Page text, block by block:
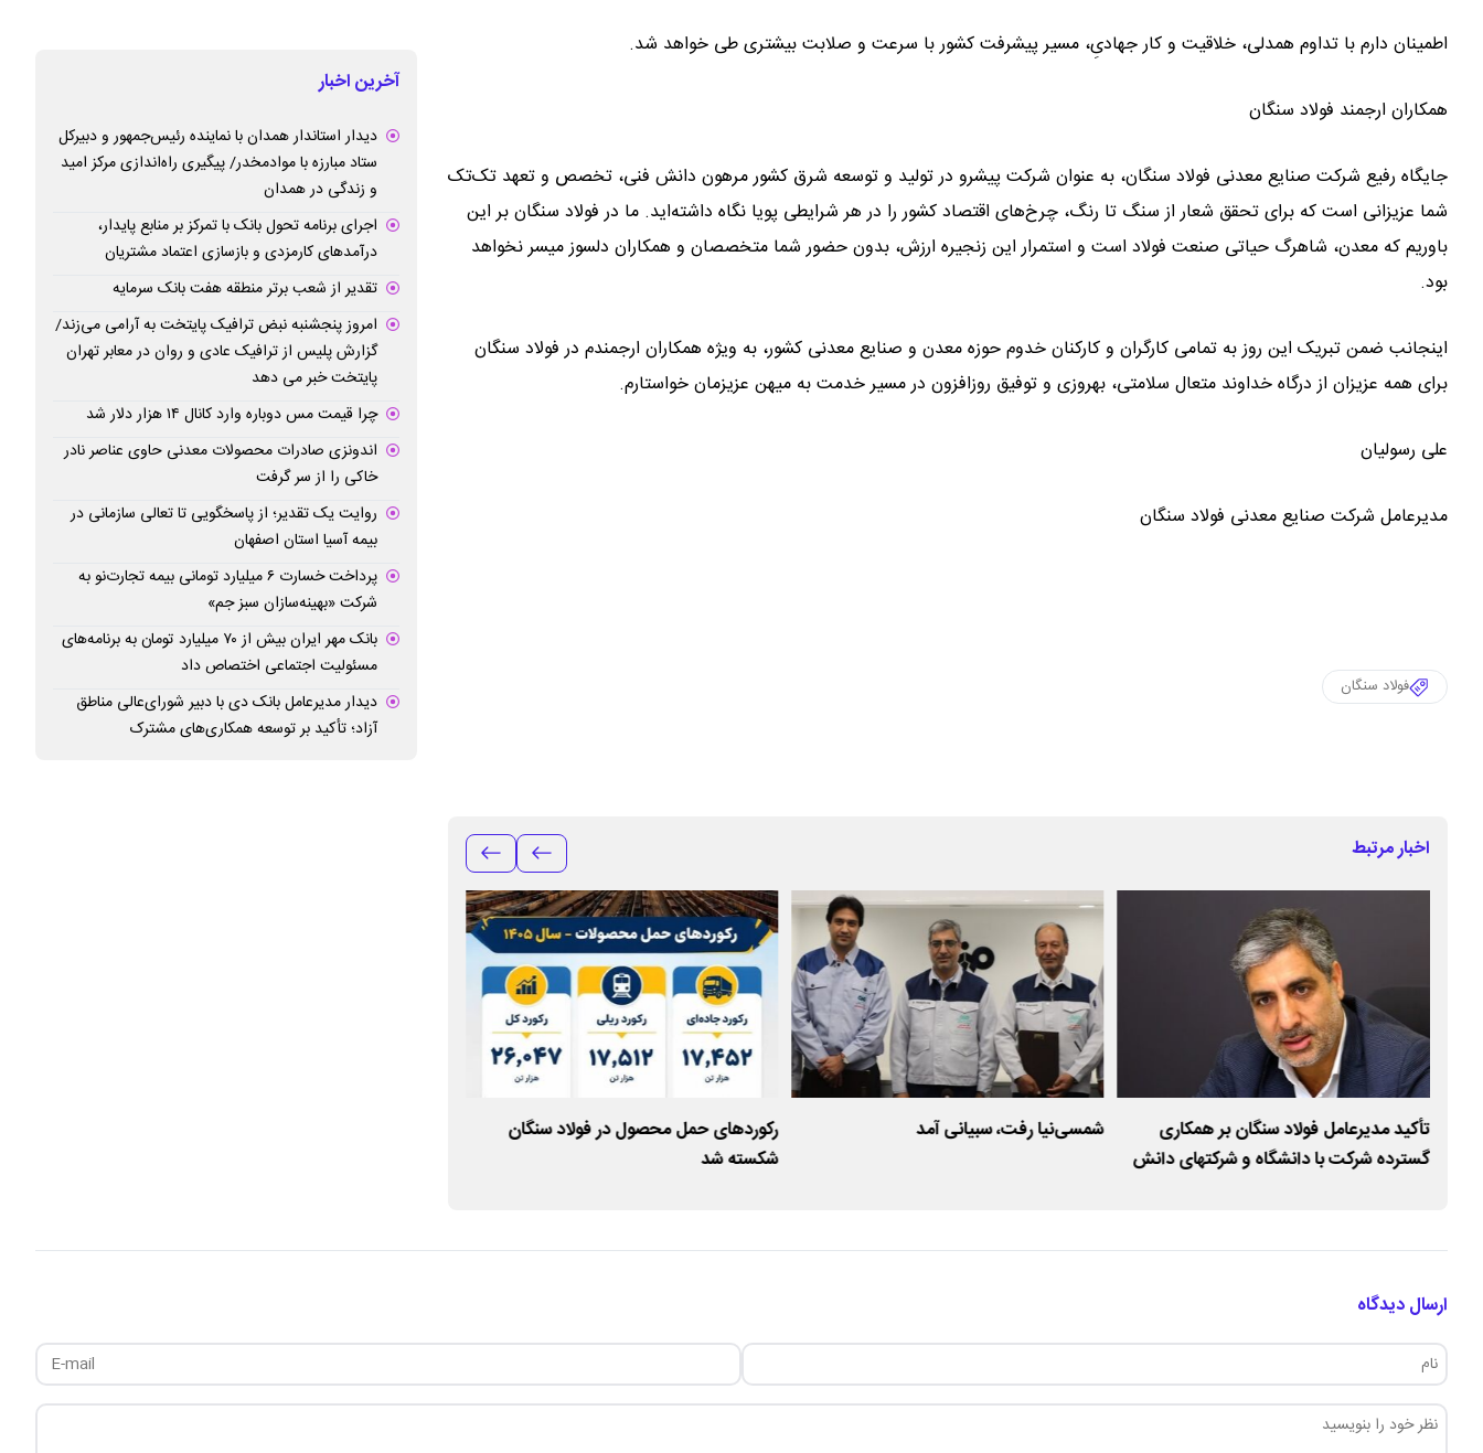
اطمینان دارم با تداوم همدلی، خلاقیت و کار جهادیِ، مسیر پیشرفت کشور با سرعت و صلابت بیشتری طی خواهد شد.
همکاران ارجمند فولاد سنگان
جایگاه رفیع شرکت صنایع معدنی فولاد سنگان، به عنوان شرکت پیشرو در تولید و توسعه شرق کشور مرهون دانش فنی، تخصص و تعهد تک‌تک
شما عزیزانی است که برای تحقق شعار از سنگ تا رنگ، چرخ‌های اقتصاد کشور را در هر شرایطی پویا نگاه داشته‌اید. ما در فولاد سنگان بر این
باوریم که معدن، شاهرگ حیاتی صنعت فولاد است و استمرار این زنجیره ارزش، بدون حضور شما متخصصان و همکاران دلسوز میسر نخواهد
بود.
اینجانب ضمن تبریک این روز به تمامی کارگران و کارکنان خدوم حوزه معدن و صنایع معدنی کشور، به ویژه همکاران ارجمندم در فولاد سنگان
برای همه عزیزان از درگاه خداوند متعال سلامتی، بهروزی و توفیق روزافزون در مسیر خدمت به میهن عزیزمان خواستارم.
علی رسولیان
مدیرعامل شرکت صنایع معدنی فولاد سنگان
فولاد سنگان
اخبار مرتبط
تأکید مدیرعامل فولاد سنگان بر همکاری
گسترده شرکت با دانشگاه و شرکتهای دانش
شمسی‌نیا رفت، سبیانی آمد
رکوردهای حمل محصول در فولاد سنگان
شکسته شد
آخرین اخبار
دیدار استاندار همدان با نماینده رئیس‌جمهور و دبیرکل
ستاد مبارزه با موادمخدر/ پیگیری راه‌اندازی مرکز امید
و زندگی در همدان
اجرای برنامه تحول بانک با تمرکز بر منابع پایدار،
درآمدهای کارمزدی و بازسازی اعتماد مشتریان
تقدیر از شعب برتر منطقه هفت بانک سرمایه
امروز پنجشنبه نبض ترافیک پایتخت به آرامی می‌زند/
گزارش پلیس از ترافیک عادی و روان در معابر تهران
پایتخت خبر می دهد
چرا قیمت مس دوباره وارد کانال ۱۴ هزار دلار شد
اندونزی صادرات محصولات معدنی حاوی عناصر نادر
خاکی را از سر گرفت
روایت یک تقدیر؛ از پاسخگویی تا تعالی سازمانی در
بیمه آسیا استان اصفهان
پرداخت خسارت ۶ میلیارد تومانی بیمه تجارت‌نو به
شرکت «بهینه‌سازان سبز جم»
بانک مهر ایران بیش از ۷۰ میلیارد تومان به برنامه‌های
مسئولیت اجتماعی اختصاص داد
دیدار مدیرعامل بانک دی با دبیر شورای‌عالی مناطق
آزاد؛ تأکید بر توسعه همکاری‌های مشترک
ارسال دیدگاه